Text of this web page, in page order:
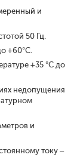
и
50 Гц.
+60°С.
+35 °С до
недопущения
и
току –